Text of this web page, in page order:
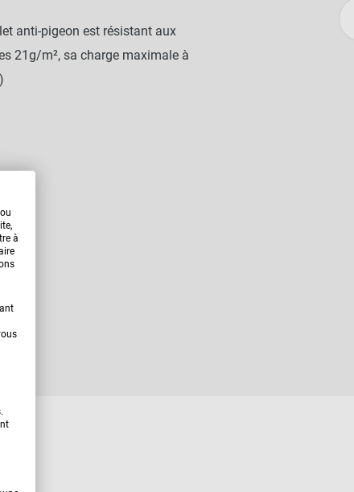
anti-pigeon est résistant aux
21g/m², sa charge maximale à
à